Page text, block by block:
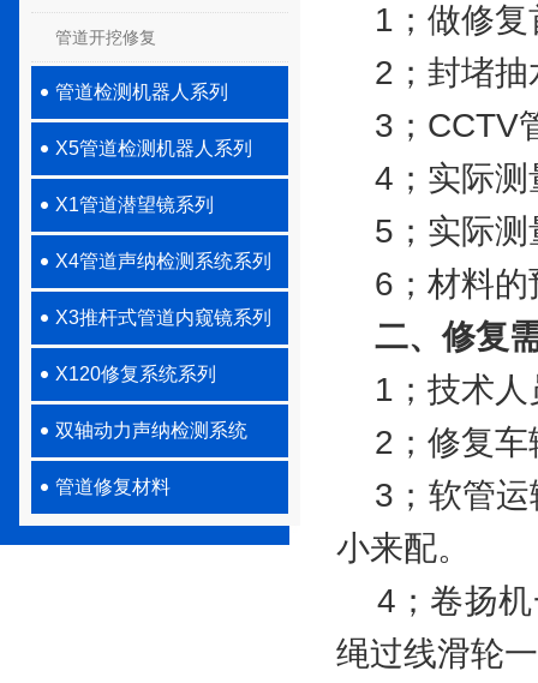
管道开挖修复
管道检测机器人系列
X5管道检测机器人系列
X1管道潜望镜系列
X4管道声纳检测系统系列
X3推杆式管道内窥镜系列
X120修复系统系列
双轴动力声纳检测系统
管道修复材料
1；做修复
2；封堵抽
3；CCTV
4；实际测
5；实际测
6；材料的
二、修复
1；技术人
2；修复车
3；软管运
小来配。
4；卷扬机
绳过线滑轮